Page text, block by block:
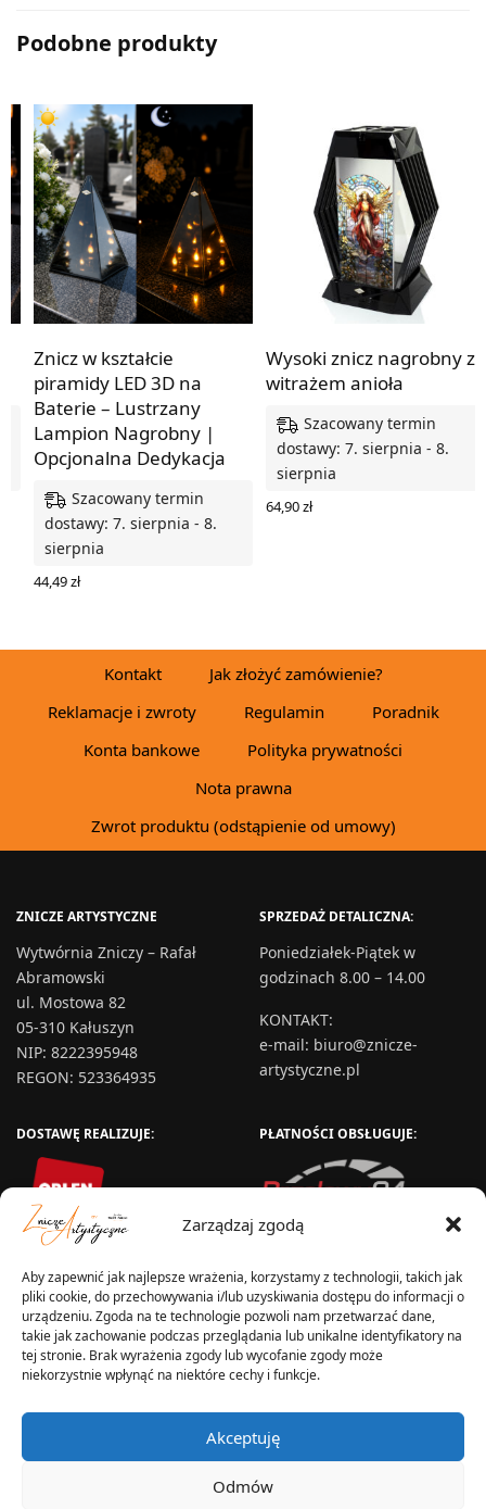
Zarządzaj zgodą
Aby zapewnić jak najlepsze wrażenia, korzystamy z technologii, takich jak
pliki cookie, do przechowywania i/lub uzyskiwania dostępu do informacji o
urządzeniu. Zgoda na te technologie pozwoli nam przetwarzać dane,
takie jak zachowanie podczas przeglądania lub unikalne identyfikatory na
tej stronie. Brak wyrażenia zgody lub wycofanie zgody może
niekorzystnie wpłynąć na niektóre cechy i funkcje.
Akceptuję
Odmów
Podobne produkty
Znicz w kształcie
piramidy LED 3D na
Baterie – Lustrzany
Lampion Nagrobny |
Opcjonalna Dedykacja
Szacowany termin
dostawy: 7. sierpnia - 8.
sierpnia
44,49zł
Wysoki znicz nagrobny z
witrażem anioła
Szacowany termin
dostawy: 7. sierpnia - 8.
sierpnia
64,90zł
Kontakt
Jak złożyć zamówienie?
Reklamacje i zwroty
Regulamin
Poradnik
Konta bankowe
Polityka prywatności
Nota prawna
Zwrot produktu (odstąpienie od umowy)
ZNICZE ARTYSTYCZNE
Wytwórnia Zniczy – Rafał
Abramowski
ul. Mostowa 82
05-310 Kałuszyn
NIP: 8222395948
REGON: 523364935
SPRZEDAŻ DETALICZNA:
Poniedziałek-Piątek w
godzinach 8.00 – 14.00
KONTAKT:
e-mail: biuro@znicze-
artystyczne.pl
DOSTAWĘ REALIZUJE: PŁATNOŚCI OBSŁUGUJE:
2025 © Znicz Polski -